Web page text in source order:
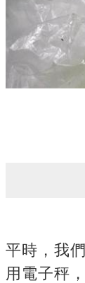
平時，我
用電子秤